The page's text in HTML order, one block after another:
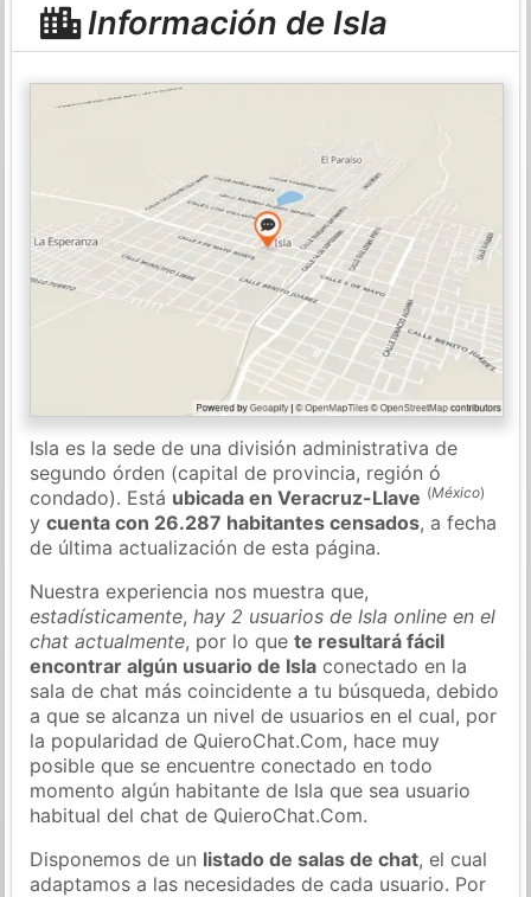
Información de Isla
Isla es la sede de una división administrativa de
segundo órden (capital de provincia, región ó
condado). Está ubicada en Veracruz-Llave (México)
ycuenta con 26.287 habitantes censados, a fecha
de última actualización de esta página.
Nuestra experiencia nos muestra que,
estadísticamente,hay 2 usuarios de Isla online en el
chat actualmente, por lo quete resultará fácil
encontrar algún usuario de Isla conectado en la
sala de chat más coincidente a tu búsqueda, debido
a que se alcanza un nivel de usuarios en el cual, por
la popularidad de QuieroChat.Com, hace muy
posible que se encuentre conectado en todo
momento algún habitante de Isla que sea usuario
habitual del chat de QuieroChat.Com.
Disponemos de un listado de salas de chat, el cual
adaptamos a las necesidades de cada usuario. Por